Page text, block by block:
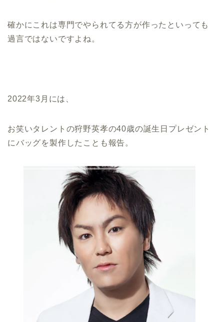
確かにこれは専門でやられてる方が作ったといっても
過言ではないですよね。
2022年3月には、
お笑いタレントの狩野英孝の40歳の誕生日プレゼント
にバッグを製作したことも報告。